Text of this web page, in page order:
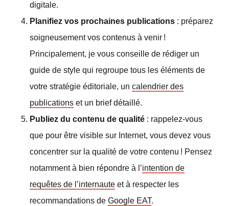
digitale.
Planifiez vos prochaines publications : préparez
soigneusement vos contenus à venir !
Principalement, je vous conseille de rédiger un
guide de style qui regroupe tous les éléments de
votre stratégie éditoriale, un calendrier des
publications et un brief détaillé.
Publiez du contenu de qualité : rappelez-vous
que pour être visible sur Internet, vous devez vous
concentrer sur la qualité de votre contenu ! Pensez
notamment à bien répondre à l’intention de
requêtes de l’internaute et à respecter les
recommandations de Google EAT.